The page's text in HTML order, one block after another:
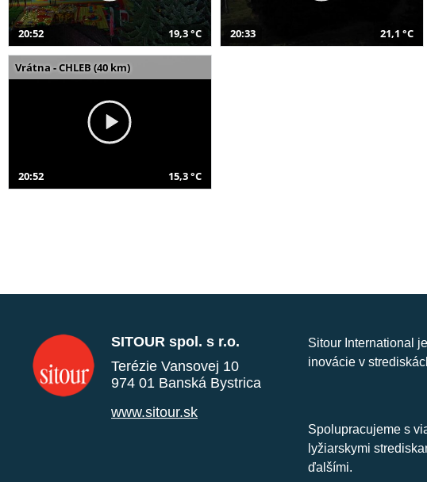
20:52 19,3 °C 20:33 21,1 °C
Vrátna - CHLEB (40 km)
20:52 15,3 °C
SITOUR spol. s r.o.
Terézie Vansovej 10
974 01 Banská Bystrica
www.sitour.sk
Sitour International
inovácie v
Spolupracujeme s
lyžiarskymi
ďalšími.